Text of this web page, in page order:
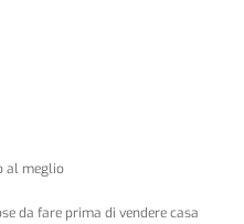
al meglio
da fare prima di vendere casa